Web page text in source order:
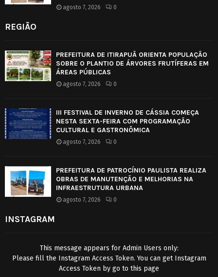
agosto 7, 2026 0
REGIÃO
PREFEITURA DE ITIRAPUÃ ORIENTA POPULAÇÃO
SOBRE O PLANTIO DE ÁRVORES FRUTÍFERAS EM
ÁREAS PÚBLICAS
agosto 7, 2026 0
III FESTIVAL DE INVERNO DE CÁSSIA COMEÇA
NESTA SEXTA-FEIRA COM PROGRAMAÇÃO
CULTURAL E GASTRONÔMICA
agosto 7, 2026 0
PREFEITURA DE PATROCÍNIO PAULISTA REALIZA
OBRAS DE MANUTENÇÃO E MELHORIAS NA
INFRAESTRUTURA URBANA
agosto 7, 2026 0
INSTAGRAM
This message appears for Admin Users only:
Please fill the Instagram Access Token. You can get Instagram
Access Token by go to this page